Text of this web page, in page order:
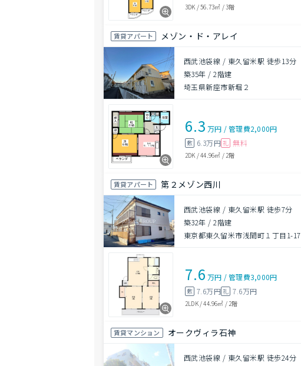
3DK /56.73㎡ /3階
賃貸アパート メゾン・ド・アレイ
西武池袋線 / 東久留米駅 徒歩13分
築35年 /2階建
埼玉県新座市新堀２
6.3 万円 /管理費2,000円
敷 6.3万円 礼 無料
2DK /44.96㎡ / 2階
賃貸アパート 第２メゾン西川
西武池袋線 / 東久留米駅 徒歩7分
築32年 /2階建
東京都東久留米市浅間町１丁目1-17
7.6 万円 /管理費3,000円
敷 7.6万円礼 7.6万円
2LDK/44.96㎡ / 2階
賃貸マンション オークヴィラ石神
西武池袋線 / 東久留米駅 徒歩24分